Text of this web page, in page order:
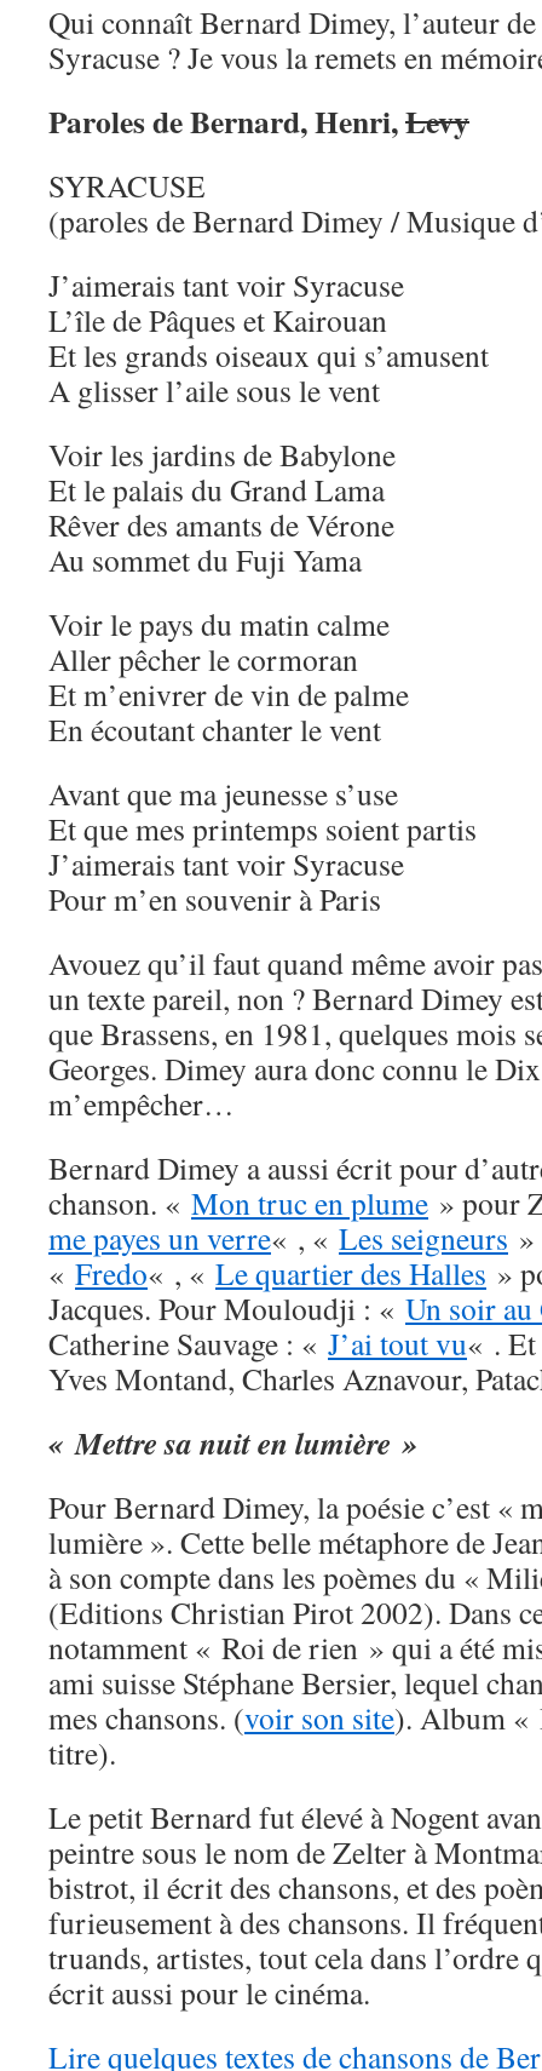
Qui connaît Bernard Dimey, l’auteur
Syracuse ? Je vous la remets en
Paroles de Bernard, Henri,Levy
SYRACUSE
(paroles de Bernard Dimey / Musique
J’aimerais tant voir Syracuse
L’île de Pâques et Kairouan
Et les grands oiseaux qui s’amusent
A glisser l’aile sous le vent
Voir les jardins de Babylone
Et le palais du Grand Lama
Rêver des amants de Vérone
Au sommet du Fuji Yama
Voir le pays du matin calme
Aller pêcher le cormoran
Et m’enivrer de vin de palme
En écoutant chanter le vent
Avant que ma jeunesse s’use
Et que mes printemps soient partis
J’aimerais tant voir Syracuse
Pour m’en souvenir à Paris
Avouez qu’il faut quand même avoir
un texte pareil, non ? Bernard Dimey
que Brassens, en 1981, quelques mois
Georges. Dimey aura donc connu le
m’empêcher…
Bernard Dimey a aussi écrit pour
chanson. « Mon truc en plume » pour
me payes un verre« , « Les seigneurs
« Fredo« , « Le quartier des Halles »
Jacques. Pour Mouloudji : « Un soir
Catherine Sauvage : « J’ai tout vu« . Et
Yves Montand, Charles Aznavour,
« Mettre sa nuit en lumière »
Pour Bernard Dimey, la poésie c’est «
lumière ». Cette belle métaphore de
à son compte dans les poèmes du «
(Editions Christian Pirot 2002). Dans
notamment « Roi de rien » qui a été
ami suisse Stéphane Bersier, lequel
mes chansons. (voir son site). Album «
titre).
Le petit Bernard fut élevé à Nogent
peintre sous le nom de Zelter à
bistrot, il écrit des chansons, et des
furieusement à des chansons. Il
truands, artistes, tout cela dans l’ordre
écrit aussi pour le cinéma.
Lire quelques textes de chansons de